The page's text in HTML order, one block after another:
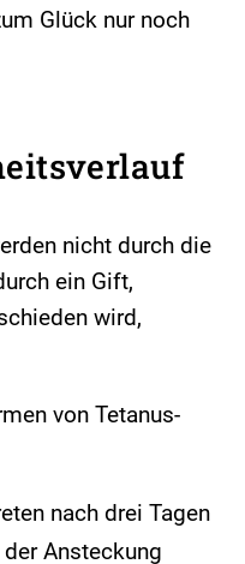
Glück nur noch
nicht durch die
ein Gift,
wird,
von Tetanus-
nach drei Tagen
Ansteckung